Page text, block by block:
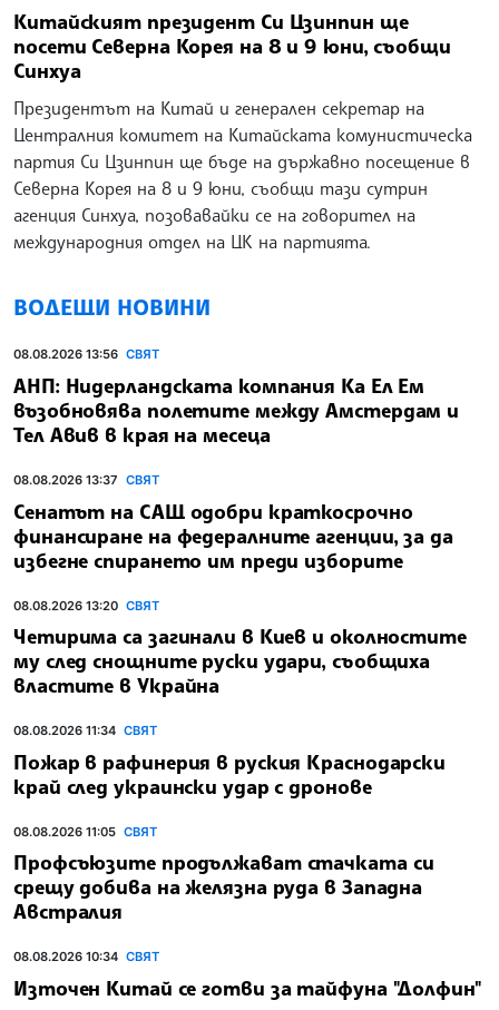
Китайският президент Си Цзинпин ще
посети Северна Корея на 8 и 9 юни, съобщи
Синхуа
Президентът на Китай и генерален секретар на
Централния комитет на Китайската комунистическа
партия Си Цзинпин ще бъде на държавно посещение в
Северна Корея на 8 и 9 юни, съобщи тази сутрин
агенция Синхуа, позовавайки се на говорител на
международния отдел на ЦК на партията.
ВОДЕЩИ НОВИНИ
08.08.2026 13:56 СВЯТ
АНП: Нидерландската компания Ка Ел Ем
възобновява полетите между Амстердам и
Тел Авив в края на месеца
08.08.2026 13:37 СВЯТ
Сенатът на САЩ одобри краткосрочно
финансиране на федералните агенции, за да
избегне спирането им преди изборите
08.08.2026 13:20 СВЯТ
Четирима са загинали в Киев и околностите
му след снощните руски удари, съобщиха
властите в Украйна
08.08.2026 11:34 СВЯТ
Пожар в рафинерия в руския Краснодарски
край след украински удар с дронове
08.08.2026 11:05 СВЯТ
Профсъюзите продължават стачката си
срещу добива на желязна руда в Западна
Австралия
08.08.2026 10:34 СВЯТ
Източен Китай се готви за тайфуна "Долфин"